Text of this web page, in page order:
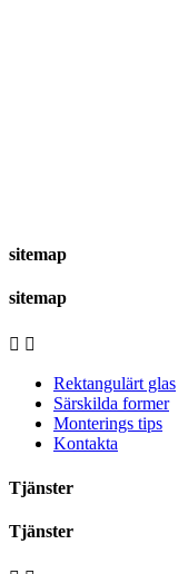
sitemap
sitemap
 
Rektangulärt glas
Särskilda former
Monterings tips
Kontakta
Tjänster
Tjänster